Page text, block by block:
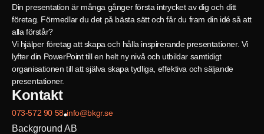
Din presentation är många gånger första intrycket av dig och ditt
företag. Förmedlar du det på bästa sätt och får du fram din idé så att
alla förstår?
Vi hjälper företag att skapa och hålla inspirerande presentationer. Vi
lyfter din PowerPoint till en helt ny nivå och utbildar samtidigt
organisationen till att själva skapa tydliga, effektiva och säljande
presentationer.
Kontakt
073-572 90 58•info@bkgr.se
Background AB